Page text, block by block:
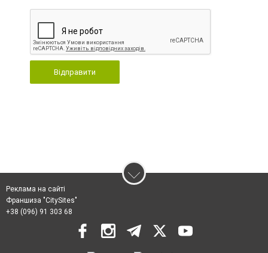
Відправити
Реклама на сайті
Франшиза "CitySites"
+38 (096) 91 303 68